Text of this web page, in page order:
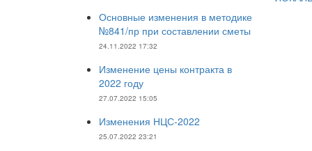
Основные изменения в методике
№841/пр при составлении сметы
24.11.2022 17:32
Изменение цены контракта в
2022 году
27.07.2022 15:05
Изменения НЦС-2022
25.07.2022 23:21